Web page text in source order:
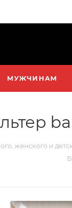
МУЖЧИНАМ
женского и